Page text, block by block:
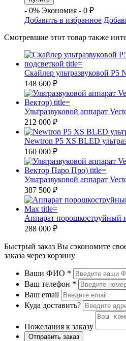
- 0% Экономия - 0 ₽
Добавить в избранное
Смотревшие этот товар также
Скайлер ультразвуковой
148 600 ₽
Ультразвуковой аппарат
212 000 ₽
Newtron P5 XS BLED
160 000 ₽
Ультразвуковой аппарат
387 500 ₽
Аппарат порошкоструйный
288 000 ₽
Быстрый заказ Вы сэкономите
заказа через корзину
Ваши ФИО *
Ваш телефон *
Ваш email
Куда доставить?
Пожелания к заказу
Отправить заказ